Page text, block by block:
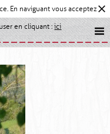
En naviguant vous acceptez
en cliquant :ici